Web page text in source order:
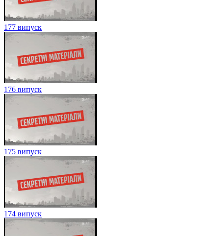
177 випуск
176 випуск
175 випуск
174 випуск